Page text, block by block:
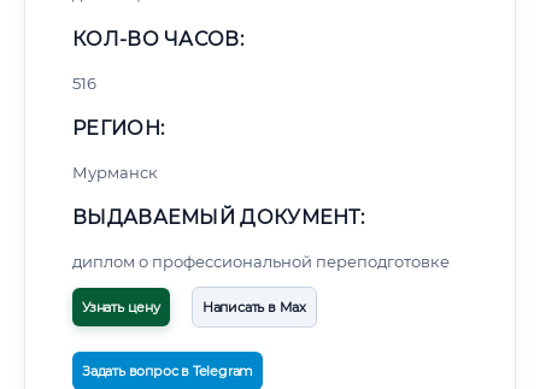
КОЛ-ВО ЧАСОВ:
516
РЕГИОН:
Мурманск
ВЫДАВАЕМЫЙ ДОКУМЕНТ:
диплом о профессиональной переподготовке
Узнать цену Написать в Max
Задать вопрос в Telegram